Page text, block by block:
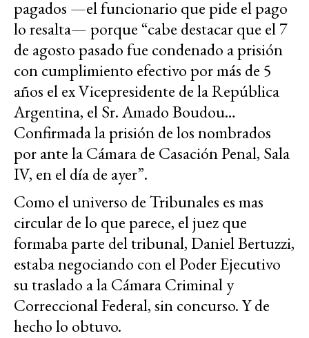
pagados —el funcionario que pide el pago
lo resalta— porque “cabe destacar que el 7
de agosto pasado fue condenado a prisión
con cumplimiento efectivo por más de 5
años el ex Vicepresidente de la República
Argentina, el Sr. Amado Boudou…
Confirmada la prisión de los nombrados
por ante la Cámara de Casación Penal, Sala
IV, en el día de ayer”.
Como el universo de Tribunales es mas
circular de lo que parece, el juez que
formaba parte del tribunal, Daniel Bertuzzi,
estaba negociando con el Poder Ejecutivo
su traslado a la Cámara Criminal y
Correccional Federal, sin concurso. Y de
hecho lo obtuvo.